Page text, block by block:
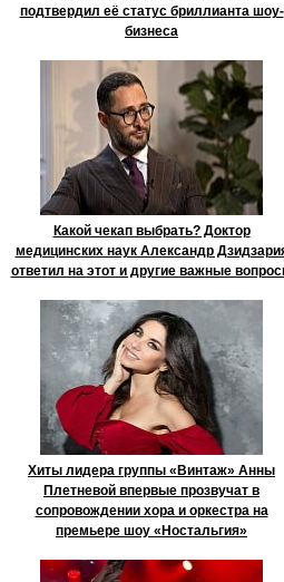
подтвердил её статус бриллианта шоу-
бизнеса
Какой чекап выбрать? Доктор
медицинских наук Александр
ответил на этот и другие важные
Хиты лидера группы «Винтаж» Анны
Плетневой впервые прозвучат в
сопровождении хора и оркестра на
премьере шоу «Ностальгия»